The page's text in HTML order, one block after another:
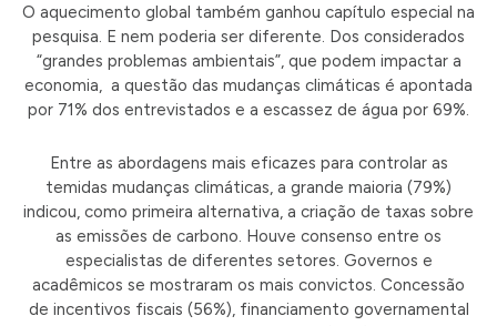
O aquecimento global também ganhou capítulo especial na
pesquisa. E nem poderia ser diferente. Dos considerados
“grandes problemas ambientais”, que podem impactar a
economia, a questão das mudanças climáticas é apontada
por 71% dos entrevistados e a escassez de água por 69%.
Entre as abordagens mais eficazes para controlar as
temidas mudanças climáticas, a grande maioria (79%)
indicou, como primeira alternativa, a criação de taxas sobre
as emissões de carbono. Houve consenso entre os
especialistas de diferentes setores. Governos e
acadêmicos se mostraram os mais convictos. Concessão
de incentivos fiscais (56%), financiamento governamental